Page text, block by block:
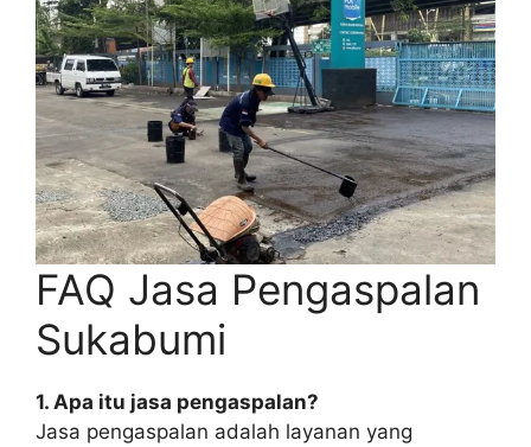
FAQ Jasa Pengaspalan
Sukabumi
1. Apa itu jasa pengaspalan?
Jasa pengaspalan adalah layanan yang